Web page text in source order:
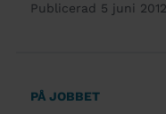
Publicerad 5 juni 2012
PÅ JOBBET